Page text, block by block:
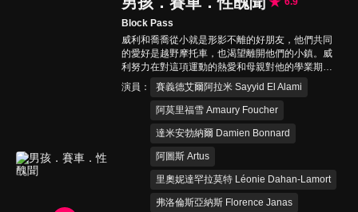
Block Pass
威利和喬喬從小就是形影不離的好朋友，他們共同
的愛好是越野摩托車，也渴望離開他們的小鎮。威
利努力在對這項運動的熱愛和母親對他的學業期望
之間取得平衡，而喬喬的父親和教練則將他逼到了
極限。直到一天晚上，威利偶然發現了喬喬的秘
演員 賽義德艾爾阿拉米 Sayyid El Alami
阿莫里福雪 Amaury Foucher
達米安勃納爾 Damien Bonnard
阿圖斯 Artus
里奧妮達罕拉莫特 Léonie Dahan-Lamort
弗洛倫斯亞納斯 Florence Janas